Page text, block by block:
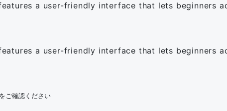
a user-friendly interface that lets beginners
a user-friendly interface that lets beginners
をご確認ください